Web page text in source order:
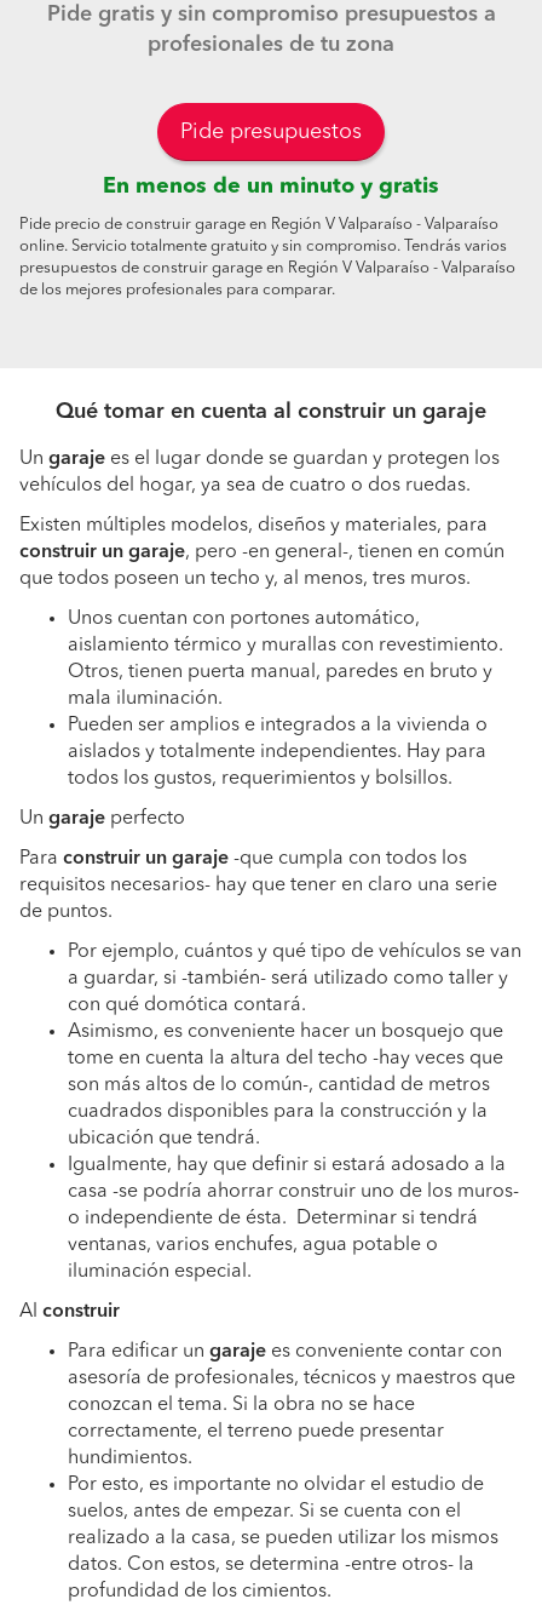
Pide gratis y sin compromiso presupuestos a
profesionales de tu zona
Pide presupuestos
En menos de un minuto y gratis
Pide precio de construir garage en Región V Valparaíso - Valparaíso
online. Servicio totalmente gratuito y sin compromiso. Tendrás varios
presupuestos de construir garage en Región V Valparaíso - Valparaíso
de los mejores profesionales para comparar.
Qué tomar en cuenta al construir un garaje
Un garaje es el lugar donde se guardan y protegen los
vehículos del hogar, ya sea de cuatro o dos ruedas.
Existen múltiples modelos, diseños y materiales, para
construir un garaje, pero -en general-, tienen en común
que todos poseen un techo y, al menos, tres muros.
Unos cuentan con portones automático,
aislamiento térmico y murallas con revestimiento.
Otros, tienen puerta manual, paredes en bruto y
mala iluminación.
Pueden ser amplios e integrados a la vivienda o
aislados y totalmente independientes. Hay para
todos los gustos, requerimientos y bolsillos.
Un garaje perfecto
Para construir un garaje -que cumpla con todos los
requisitos necesarios- hay que tener en claro una serie
de puntos.
Por ejemplo, cuántos y qué tipo de vehículos se van
a guardar, si -también- será utilizado como taller y
con qué domótica contará.
Asimismo, es conveniente hacer un bosquejo que
tome en cuenta la altura del techo -hay veces que
son más altos de lo común-, cantidad de metros
cuadrados disponibles para la construcción y la
ubicación que tendrá.
Igualmente, hay que definir si estará adosado a la
casa -se podría ahorrar construir uno de los muros-
o independiente de ésta. Determinar si tendrá
ventanas, varios enchufes, agua potable o
iluminación especial.
Al construir
Para edificar un garaje es conveniente contar con
asesoría de profesionales, técnicos y maestros que
conozcan el tema. Si la obra no se hace
correctamente, el terreno puede presentar
hundimientos.
Por esto, es importante no olvidar el estudio de
suelos, antes de empezar. Si se cuenta con el
realizado a la casa, se pueden utilizar los mismos
datos. Con estos, se determina -entre otros- la
profundidad de los cimientos.